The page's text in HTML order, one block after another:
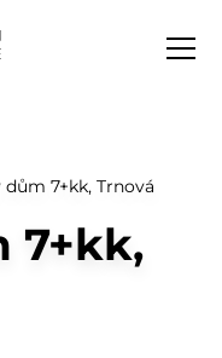
dům 7+kk, Trnová
7+kk,